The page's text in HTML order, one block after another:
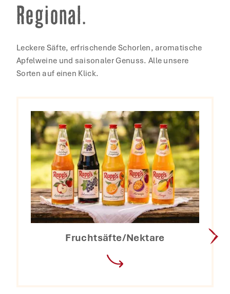
Regional.
Leckere Säfte, erfrischende Schorlen, aromatische
Apfelweine und saisonaler Genuss. Alle unsere
Sorten auf einen Klick.
Fruchtsäfte/Nektare